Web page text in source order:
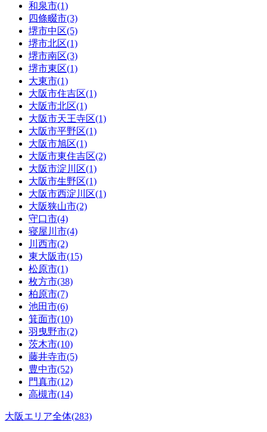
和泉市(1)
四條畷市(3)
堺市中区(5)
堺市北区(1)
堺市南区(3)
堺市東区(1)
大東市(1)
大阪市住吉区(1)
大阪市北区(1)
大阪市天王寺区(1)
大阪市平野区(1)
大阪市旭区(1)
大阪市東住吉区(2)
大阪市淀川区(1)
大阪市生野区(1)
大阪市西淀川区(1)
大阪狭山市(2)
守口市(4)
寝屋川市(4)
川西市(2)
東大阪市(15)
松原市(1)
枚方市(38)
柏原市(7)
池田市(6)
箕面市(10)
羽曳野市(2)
茨木市(10)
藤井寺市(5)
豊中市(52)
門真市(12)
高槻市(14)
大阪エリア全体(283)